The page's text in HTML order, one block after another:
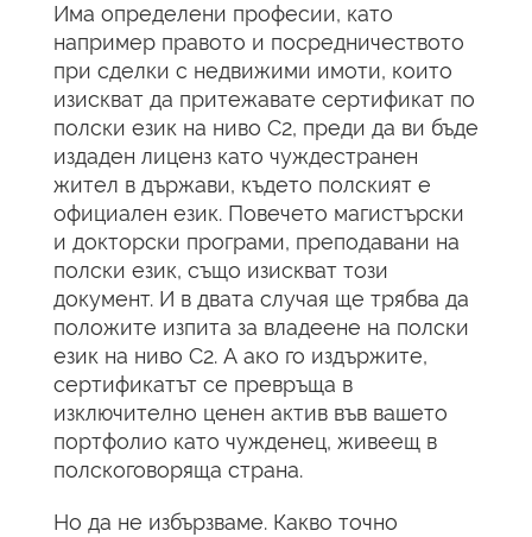
Има определени професии, като
например правото и посредничеството
при сделки с недвижими имоти, които
изискват да притежавате сертификат по
полски език на ниво C2, преди да ви бъде
издаден лиценз като чуждестранен
жител в държави, където полският е
официален език. Повечето магистърски
и докторски програми, преподавани на
полски език, също изискват този
документ. И в двата случая ще трябва да
положите изпита за владеене на полски
език на ниво C2. А ако го издържите,
сертификатът се превръща в
изключително ценен актив във вашето
портфолио като чужденец, живеещ в
полскоговоряща страна.
Но да не избързваме. Какво точно